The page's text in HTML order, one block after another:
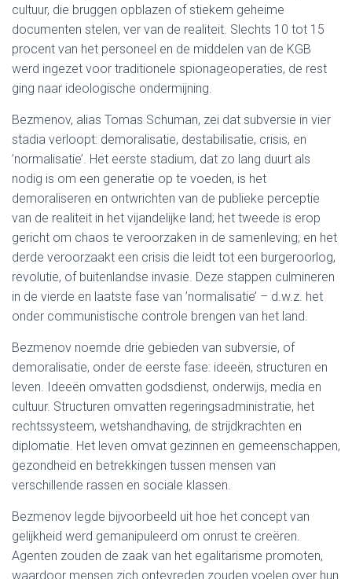
cultuur, die bruggen opblazen of stiekem geheime
documenten stelen, ver van de realiteit. Slechts 10 tot 15
procent van het personeel en de middelen van de KGB
werd ingezet voor traditionele spionageoperaties, de rest
ging naar ideologische ondermijning.
Bezmenov, alias Tomas Schuman, zei dat subversie in vier
stadia verloopt: demoralisatie, destabilisatie, crisis, en
’normalisatie’. Het eerste stadium, dat zo lang duurt als
nodig is om een generatie op te voeden, is het
demoraliseren en ontwrichten van de publieke perceptie
van de realiteit in het vijandelijke land; het tweede is erop
gericht om chaos te veroorzaken in de samenleving; en het
derde veroorzaakt een crisis die leidt tot een burgeroorlog,
revolutie, of buitenlandse invasie. Deze stappen culmineren
in de vierde en laatste fase van ’normalisatie’ – d.w.z. het
onder communistische controle brengen van het land.
Bezmenov noemde drie gebieden van subversie, of
demoralisatie, onder de eerste fase: ideeën, structuren en
leven. Ideeën omvatten godsdienst, onderwijs, media en
cultuur. Structuren omvatten regeringsadministratie, het
rechtssysteem, wetshandhaving, de strijdkrachten en
diplomatie. Het leven omvat gezinnen en gemeenschappen,
gezondheid en betrekkingen tussen mensen van
verschillende rassen en sociale klassen.
Bezmenov legde bijvoorbeeld uit hoe het concept van
gelijkheid werd gemanipuleerd om onrust te creëren.
Agenten zouden de zaak van het egalitarisme promoten,
waardoor mensen zich ontevreden zouden voelen over hun